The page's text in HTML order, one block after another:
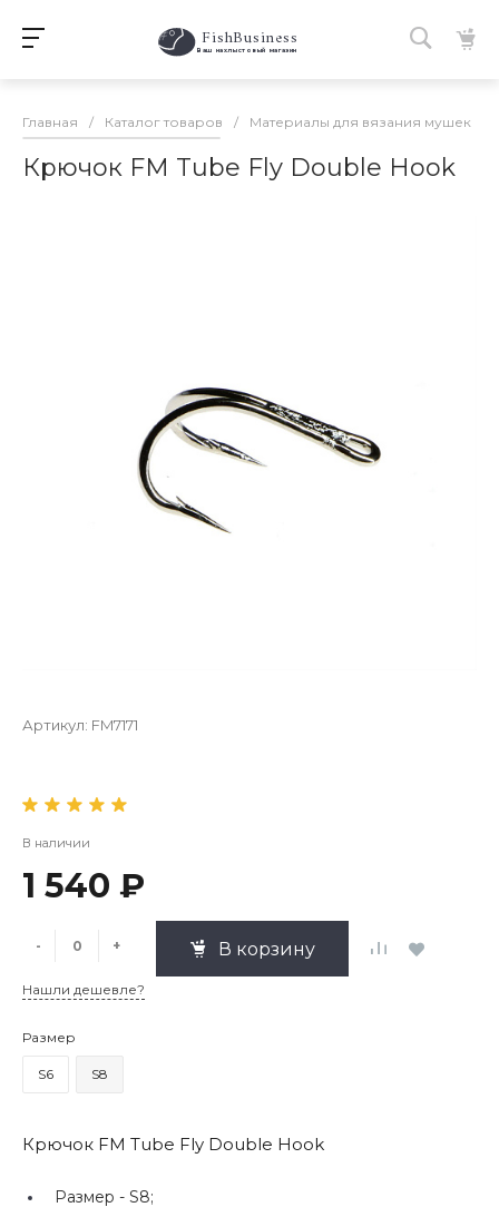
FishBusiness
Ваш нахлыстовый магазин
Главная / Каталог товаров / Материалы для вязания мушек
Крючок FM Tube Fly Double Hook
Артикул: FM7171
В наличии
1 540 ₽
- + В корзину
Нашли дешевле?
Размер
S6 S8
Крючок FM Tube Fly Double Hook
Размер - S8;